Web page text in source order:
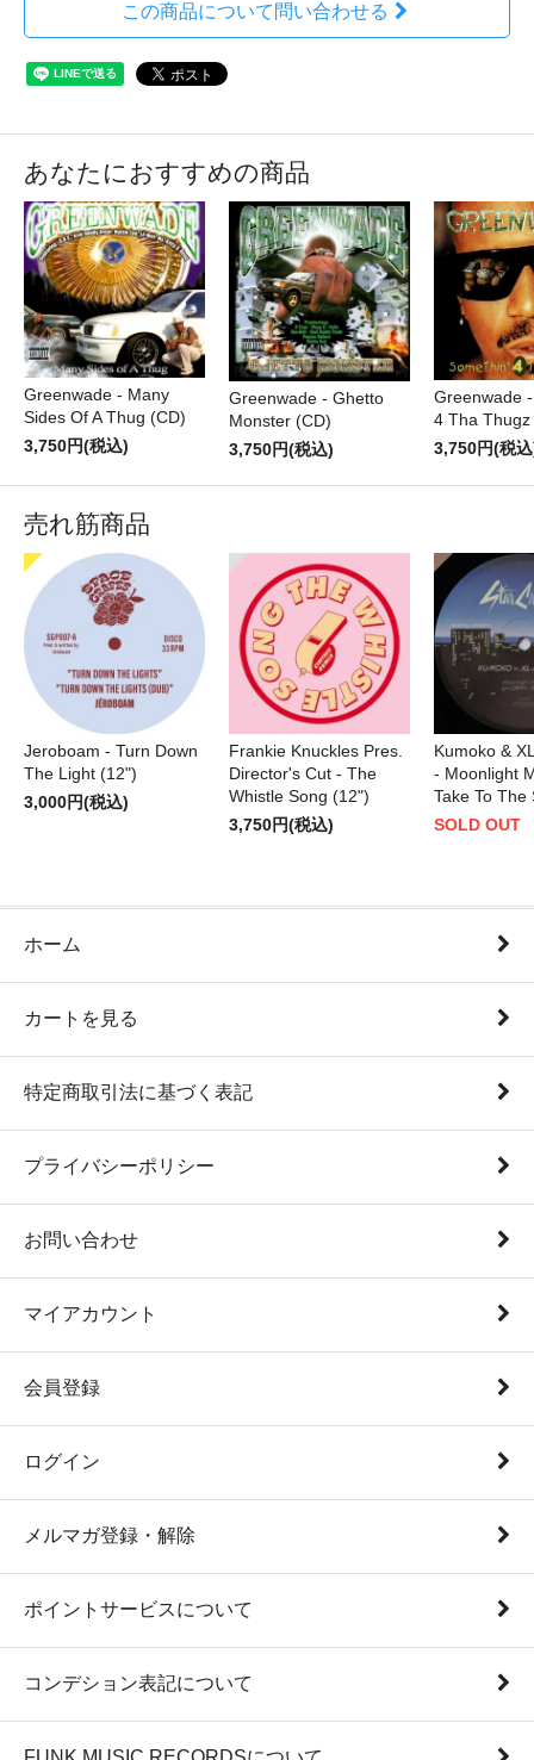
この商品について問い合わせる
あなたにおすすめの商品
Greenwade - Many
Sides Of A Thug (CD)
3,750円(税込)
Greenwade - Ghetto
Monster (CD)
3,750円(税込)
Greenwade
4 Tha Thugz
3,750円(税
売れ筋商品
Jeroboam - Turn Down
The Light (12")
3,000円(税込)
Frankie Knuckles Pres.
Director's Cut - The
Whistle Song (12")
3,750円(税込)
Kumoko &
- Moonlight
Take To The
SOLD OUT
ホーム
カートを見る
特定商取引法に基づく表記
プライバシーポリシー
お問い合わせ
マイアカウント
会員登録
ログイン
メルマガ登録・解除
ポイントサービスについて
コンデション表記について